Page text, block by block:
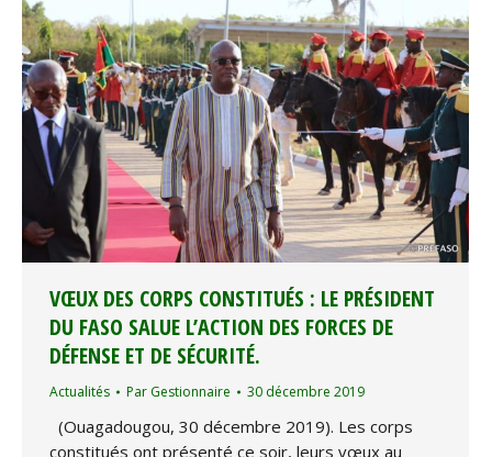
VŒUX DES CORPS CONSTITUÉS : LE PRÉSIDENT
DU FASO SALUE L’ACTION DES FORCES DE
DÉFENSE ET DE SÉCURITÉ.
Actualités Par Gestionnaire 30 décembre 2019
(Ouagadougou, 30 décembre 2019). Les corps
constitués ont présenté ce soir, leurs vœux au